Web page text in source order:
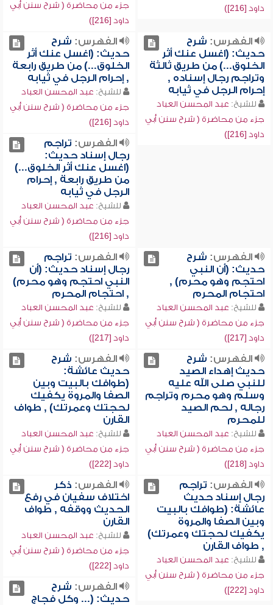
داود [216])
جزء من محاضرة ( شرح سنن أبي
داود [216])
الفهرس: شرح
حديث: (اغسل عنك أثر
الخلوق...) من طريق ثالثة
وتراجم رجال إسناده ,
إحرام الرجل في ثيابه
للشيخ: عبد المحسن العباد
جزء من محاضرة ( شرح سنن أبي
داود [216])
الفهرس: شرح
حديث: (اغسل عنك أثر
الخلوق...) من طريق رابعة
, إحرام الرجل في ثيابه
للشيخ: عبد المحسن العباد
جزء من محاضرة ( شرح سنن أبي
داود [216])
الفهرس: تراجم
رجال إسناد حديث:
(اغسل عنك أثر الخلوق...)
من طريق رابعة , إحرام
الرجل في ثيابه
للشيخ: عبد المحسن العباد
جزء من محاضرة ( شرح سنن أبي
داود [216])
الفهرس: شرح
حديث: (أن النبي
احتجم وهو محرم) ,
احتجام المحرم
للشيخ: عبد المحسن العباد
جزء من محاضرة ( شرح سنن أبي
داود [217])
الفهرس: تراجم
رجال إسناد حديث: (أن
النبي احتجم وهو محرم)
, احتجام المحرم
للشيخ: عبد المحسن العباد
جزء من محاضرة ( شرح سنن أبي
داود [217])
الفهرس: شرح
حديث إهداء الصيد
للنبي صلى الله عليه
وسلم وهو محرم وتراجم
رجاله , لحم الصيد
للمحرم
للشيخ: عبد المحسن العباد
جزء من محاضرة ( شرح سنن أبي
داود [218])
الفهرس: شرح
حديث عائشة:
(طوافك بالبيت وبين
الصفا والمروة يكفيك
لحجتك وعمرتك) , طواف
القارن
للشيخ: عبد المحسن العباد
جزء من محاضرة ( شرح سنن أبي
داود [222])
الفهرس: تراجم
رجال إسناد حديث
عائشة: (طوافك بالبيت
وبين الصفا والمروة
يكفيك لحجتك وعمرتك)
, طواف القارن
للشيخ: عبد المحسن العباد
جزء من محاضرة ( شرح سنن أبي
داود [222])
الفهرس: ذكر
اختلاف سفيان في رفع
الحديث ووقفه , طواف
القارن
للشيخ: عبد المحسن العباد
جزء من محاضرة ( شرح سنن أبي
داود [222])
الفهرس: شرح
حديث: (... وكل فجاج